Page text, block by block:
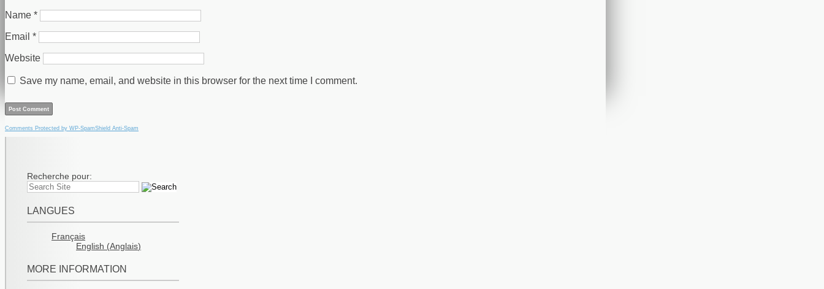
Name *
Email *
Website
Save my name, email, and website in this browser for the next time I comment.
Comments Protected by WP-SpamShield Anti-Spam
Recherche pour:
LANGUES
Français
English (Anglais)
MORE INFORMATION